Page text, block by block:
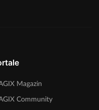
Magazin
Community